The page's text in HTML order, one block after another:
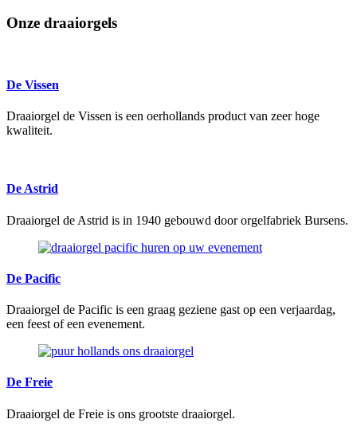
Onze draaiorgels
De Vissen
Draaiorgel de Vissen is een oerhollands product van zeer hoge
kwaliteit.
De Astrid
Draaiorgel de Astrid is in 1940 gebouwd door orgelfabriek Bursens.
De Pacific
Draaiorgel de Pacific is een graag geziene gast op een verjaardag,
een feest of een evenement.
De Freie
Draaiorgel de Freie is ons grootste draaiorgel.